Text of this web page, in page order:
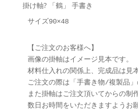
ET CETERA
掛け軸? 「鶴」 手書き
サイズ90×48
【ご注文のお客様へ】
画像の掛軸はイメージ見本です。
材料仕入れの関係上、完成品は見
ご注文の際は「手書き物/複製品
また掛軸はご注文頂いてからの制
数日お時間をいただきますようお